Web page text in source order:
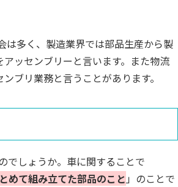
は多く、製造業界では部品生産から製
ッセンブリーと言います。また物流
ブリ業務と言うことがあります。
でしょうか。車に関することで
めて組み立てた部品のこと 」のことで